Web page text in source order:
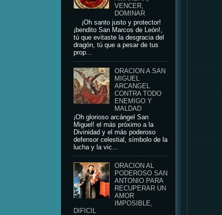
VENCER,
DOMINAR
¡Oh santo justo y protector!
¡bendito San Marcos de León!,
tú que evitaste la desgracia del
dragón, tú que a pesar de tus
prop...
ORACION A SAN
MIGUEL
ARCANGEL
CONTRA TODO
ENEMIGO Y
MALDAD
¡Oh glorioso arcángel San
Miguel! el más próximo a la
Divinidad y el más poderoso
defensor celestial, símbolo de la
lucha y la vic...
ORACION AL
PODEROSO SAN
ANTONIO PARA
RECUPERAR UN
AMOR
IMPOSIBLE,
DIFICIL